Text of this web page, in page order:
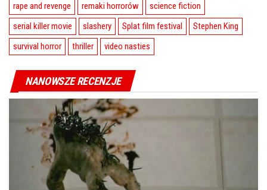
rape and revenge
remaki horrorów
science fiction
serial killer movie
slashery Splat film festival
Stephen King
survival horror
thriller video nasties
NANOWSZE RECENZJE